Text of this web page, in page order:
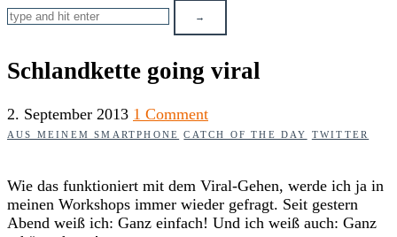
Schlandkette going viral
2. September 2013 1 Comment
AUS MEINEM SMARTPHONE CATCH OF THE DAY TWITTER
Wie das funktioniert mit dem Viral-Gehen, werde ich ja in
meinen Workshops immer wieder gefragt. Seit gestern
Abend weiß ich: Ganz einfach! Und ich weiß auch: Ganz